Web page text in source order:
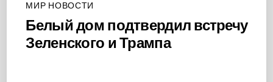
МИР НОВОСТИ
Белый дом подтвердил встречу
Зеленского и Трампа